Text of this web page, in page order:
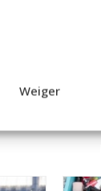
Weiger